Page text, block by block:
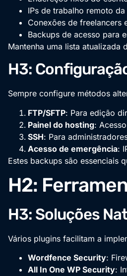
IPs de trabalho remoto
Conexões de freelancers
Backups de acesso para
Mantenha uma lista atualizada
H3:
Sempre configure métodos
FTP/SFTP: Para edição
Painel do hosting:
SSH: Para
Acesso de emergência:
Estes backups são essenciais
H2:
H3: Soluções
Vários plugins facilitam a
Wordfence Security:
All In One WP Security: